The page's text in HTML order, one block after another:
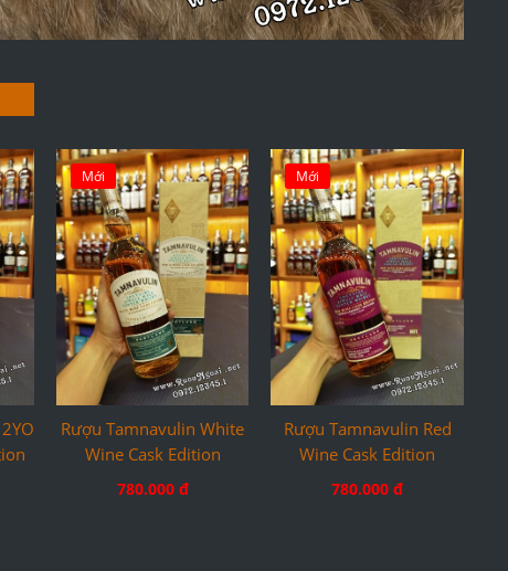
Mới
Rượu Tamnavulin White
Wine Cask Edition
780.000 đ
Mới
Rượu Tamnavulin Red
Wine Cask Edition
780.000 đ